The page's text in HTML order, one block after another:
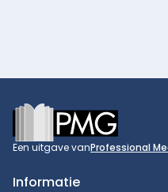
Footer
Een uitgave vanProfessional
Informatie